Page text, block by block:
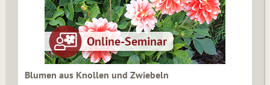
Blumen aus Knollen und Zwiebeln